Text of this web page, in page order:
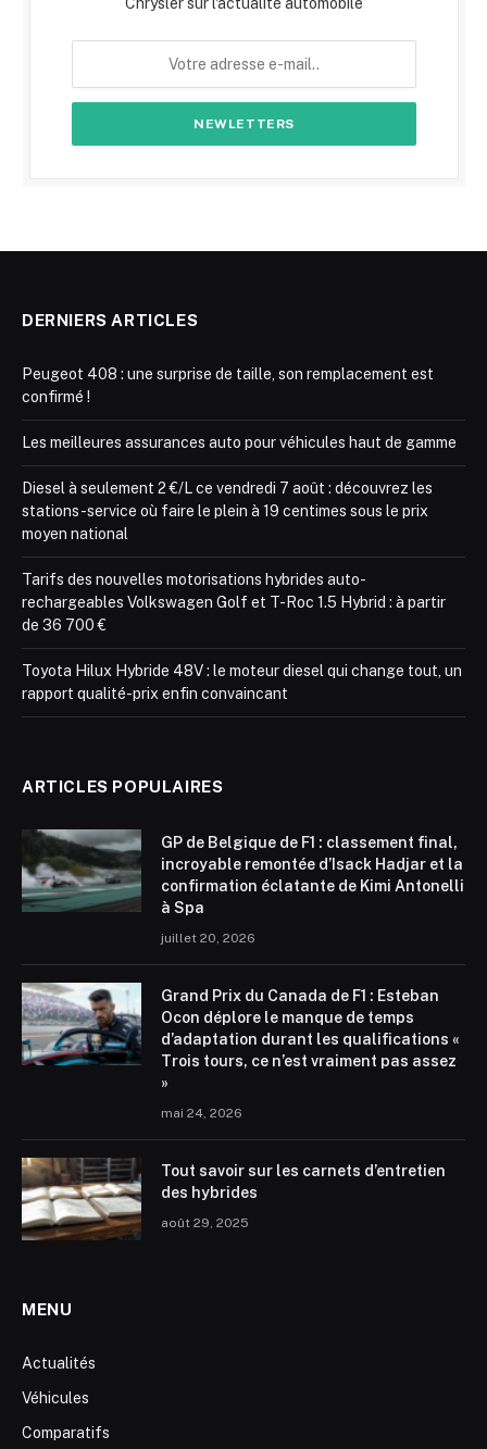
DERNIERS ARTICLES
Peugeot 408 : une surprise de taille, son remplacement est
confirmé !
Les meilleures assurances auto pour véhicules haut de gamme
Diesel à seulement 2 €/L ce vendredi 7 août : découvrez les
stations-service où faire le plein à 19 centimes sous le prix
moyen national
Tarifs des nouvelles motorisations hybrides auto-
rechargeables Volkswagen Golf et T-Roc 1.5 Hybrid : à partir
de 36 700 €
Toyota Hilux Hybride 48V : le moteur diesel qui change tout, un
rapport qualité-prix enfin convaincant
ARTICLES POPULAIRES
GP de Belgique de F1 : classement final,
incroyable remontée d’Isack Hadjar et la
confirmation éclatante de Kimi Antonelli
à Spa
juillet 20, 2026
Grand Prix du Canada de F1 : Esteban
Ocon déplore le manque de temps
d’adaptation durant les qualifications «
Trois tours, ce n’est vraiment pas assez
»
mai 24, 2026
Tout savoir sur les carnets d’entretien
des hybrides
août 29, 2025
MENU
Actualités
Véhicules
Comparatifs